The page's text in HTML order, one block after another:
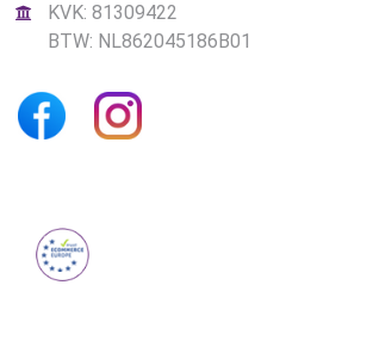
KVK: 81309422
BTW: NL862045186B01